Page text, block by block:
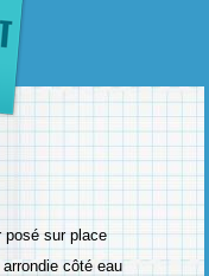
posé sur place
côté eau